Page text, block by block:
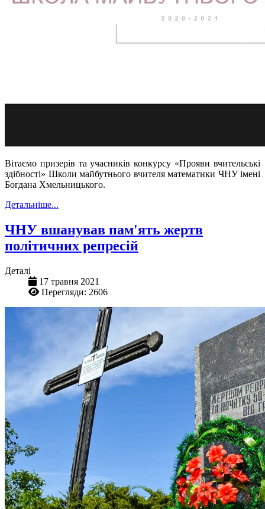
Вітаємо призерів та учасників конкурсу «Прояви вчительські
здібності» Школи майбутнього вчителя математики ЧНУ імені
Богдана Хмельницького.
Детальніше...
ЧНУ вшанував пам'ять жертв
політичних репресій
Деталі
17 травня 2021
Перегляди: 2606